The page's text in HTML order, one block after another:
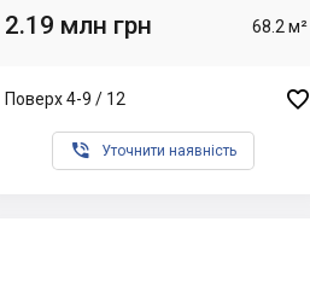
2.19 млн грн 68.2 м²
Поверх 4-9 / 12 
 Уточнити наявність